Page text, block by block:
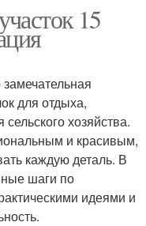
15
для отдыха,
хозяйства.
и красивым,
каждую деталь. В
шаги по
идеями и